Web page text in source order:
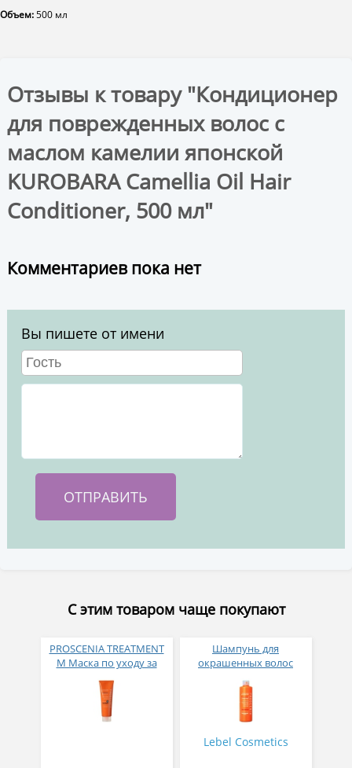
Объем:500 мл
Отзывы к товару "Кондиционер
для поврежденных волос с
маслом камелии японской
KUROBARA Camellia Oil Hair
Conditioner, 500 мл"
Комментариев пока нет
Вы пишете от имени
С этим товаром чаще покупают
PROSCENIA TREATMENT
M Маска по уходу за
прямыми волосами 240
мл
Шампунь для
окрашенных волос
PROSCENIA SHAMPOO
Lebel Cosmetics